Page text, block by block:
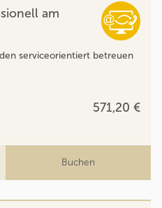
am
serviceorientiert betreuen
571,20 €
Buchen